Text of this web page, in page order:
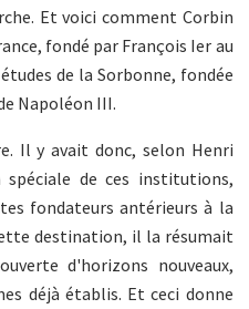
Et voici comment Corbin
fondé par François Ier au
de la Sorbonne, fondée
Napoléon III.
Il y avait donc, selon Henri
de ces institutions,
fondateurs antérieurs à la
destination, il la résumait
d'horizons nouveaux,
déjà établis. Et ceci donne